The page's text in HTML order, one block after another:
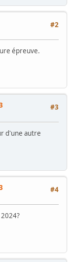
#2
épreuve.
#3
d'une autre
#4